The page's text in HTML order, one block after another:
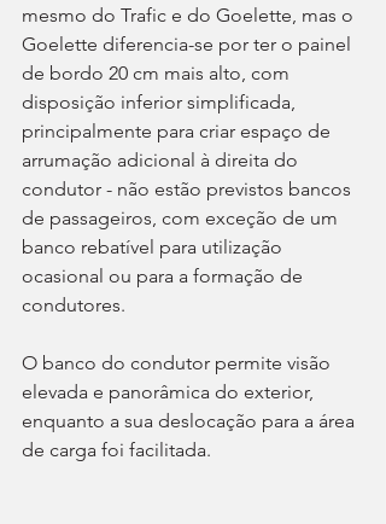
mesmo do Trafic e do Goelette, mas o
Goelette diferencia-se por ter o painel
de bordo 20 cm mais alto, com
disposição inferior simplificada,
principalmente para criar espaço de
arrumação adicional à direita do
condutor - não estão previstos bancos
de passageiros, com exceção de um
banco rebatível para utilização
ocasional ou para a formação de
condutores.
O banco do condutor permite visão
elevada e panorâmica do exterior,
enquanto a sua deslocação para a área
de carga foi facilitada.